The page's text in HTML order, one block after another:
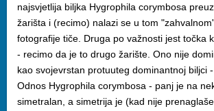
najsvjetlija biljka Hygrophila corymbosa
žarišta i (recimo) nalazi se u tom
fotografije tiče. Druga po važnosti jest točka
- recimo da je to drugo žarište. Ono nije
kao svojevrstan protuuteg dominantnoj biljci
Odnos Hygrophila corymbosa - panj je na
simetralan, a simetrija je (kad nije